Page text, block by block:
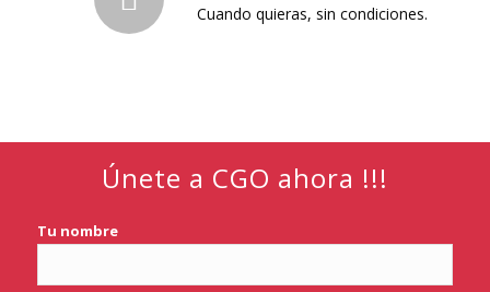
Cuando quieras, sin condiciones.
Únete a CGO ahora !!!
Tu nombre